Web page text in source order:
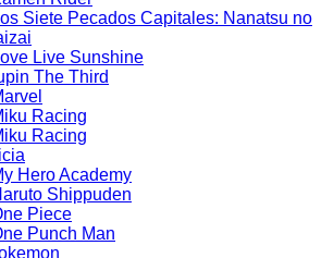
Siete Pecados Capitales: Nanatsu no
Live Sunshine
The Third
Racing
Racing
Hero Academy
Shippuden
Piece
Punch Man